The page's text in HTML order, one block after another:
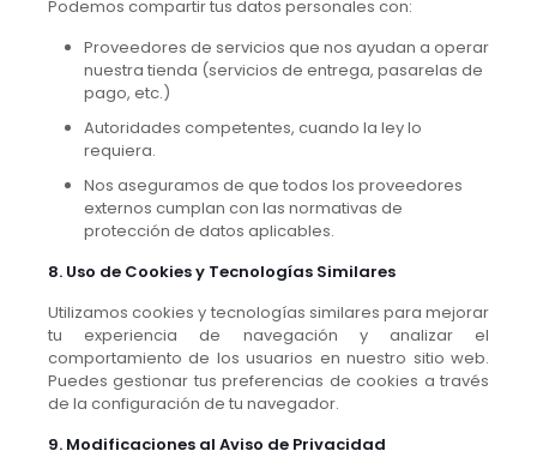
Podemos compartir tus datos personales con:
Proveedores de servicios que nos ayudan a operar
nuestra tienda (servicios de entrega, pasarelas de
pago, etc.)
Autoridades competentes, cuando la ley lo
requiera.
Nos aseguramos de que todos los proveedores
externos cumplan con las normativas de
protección de datos aplicables.
8. Uso de Cookies y Tecnologías Similares
Utilizamos cookies y tecnologías similares para mejorar
tu experiencia de navegación y analizar el
comportamiento de los usuarios en nuestro sitio web.
Puedes gestionar tus preferencias de cookies a través
de la configuración de tu navegador.
9. Modificaciones al Aviso de Privacidad